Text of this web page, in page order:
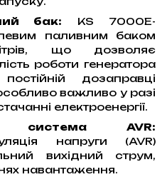
бак: KS 7000E-
паливним баком
що дозволяє
роботи генератора
дозаправці
важливо у разі
електроенергії.
система AVR:
напруги (AVR)
вихідний струм,
навантаження.